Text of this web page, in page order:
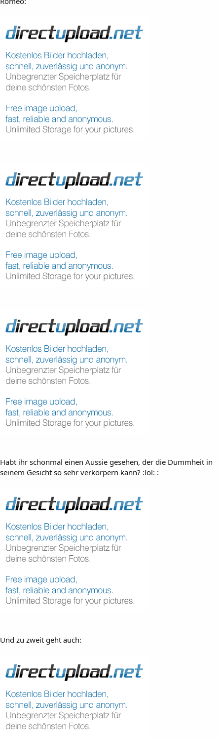
Habt ihr schonmal einen Aussie gesehen, der die Dummheit in
seinem Gesicht so sehr verkörpern kann? :lol: :
Und zu zweit geht auch: